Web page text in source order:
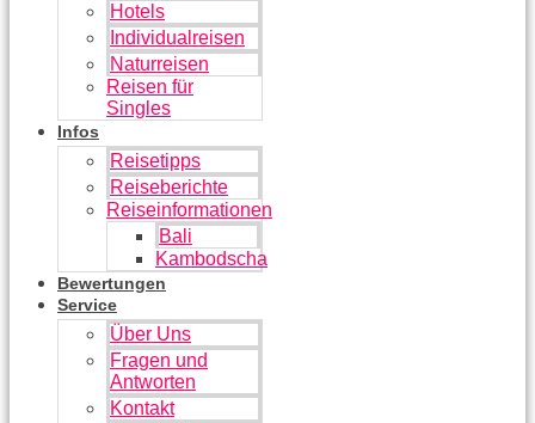
Hotels
Individualreisen
Naturreisen
Reisen für
Singles
Infos
Reisetipps
Reiseberichte
Reiseinformationen
Bali
Kambodscha
Bewertungen
Service
Über Uns
Fragen und
Antworten
Kontakt